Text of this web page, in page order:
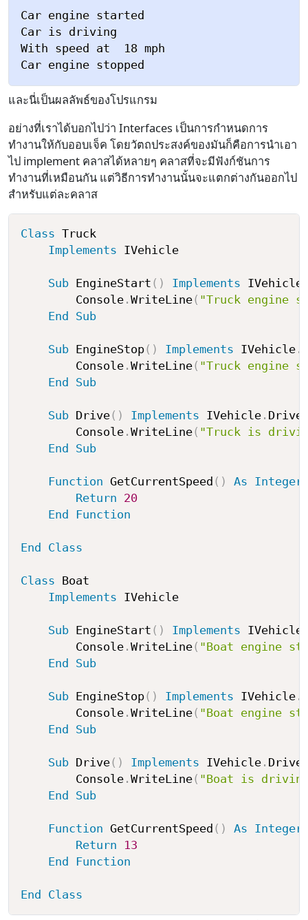
Car engine started
Car is driving
With speed at  18 mph
และนี่เป็นผลลัพธ์ของโปรแกรม
อย่างที่เราได้บอกไปว่า Interfaces เป็นการกำหนดการ
ทำงานให้กับออบเจ็ค โดยวัตถประสงค์ของมันก็คือการนำเอา
ไป implement คลาสได้หลายๆ คลาสที่จะมีฟังก์ชันการ
ทำงานที่เหมือนกัน แต่วิธีการทำงานนั้นจะแตกต่างกันออกไป
สำหรับแต่ละคลาส
Class Truck
Implements IVehicle
Sub EngineStart ( ) Implements IVehicle
        Console
. WriteLine( "Truck engine
End
Sub
Sub EngineStop( ) Implements IVehicle.
        Console
. WriteLine( "Truck engine
End
Sub
Sub Drive( ) Implements IVehicle. Drive
        Console
. WriteLine( "Truck is
End
Sub
Function GetCurrentSpeed ( ) As
Integer
Return
20
End
Function
End Class
Class Boat
Implements IVehicle
Sub EngineStart ( ) Implements IVehicle
        Console
. WriteLine( "Boat engine
End
Sub
Sub EngineStop( ) Implements IVehicle.
        Console
. WriteLine( "Boat engine
End
Sub
Sub Drive( ) Implements IVehicle. Drive
        Console
. WriteLine( "Boat is
End
Sub
Function GetCurrentSpeed ( ) As
Integer
Return
13
End
Function
End Class